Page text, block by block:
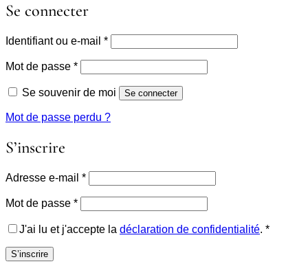
Se connecter
Identifiant ou e-mail *Obligatoire
Mot de passe *Obligatoire
Se souvenir de moi Se connecter
Mot de passe perdu ?
S’inscrire
Adresse e-mail *Obligatoire
Mot de passe *Obligatoire
J'ai lu et j'accepte la déclaration de confidentialité. *
S’inscrire